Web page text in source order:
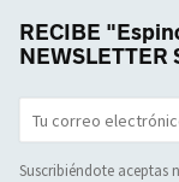
RECIBE
NEWSLETTER
Suscribiéndote aceptas